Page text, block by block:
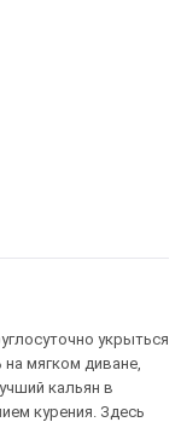
укрыться
мягком диване,
кальян в
курения. Здесь